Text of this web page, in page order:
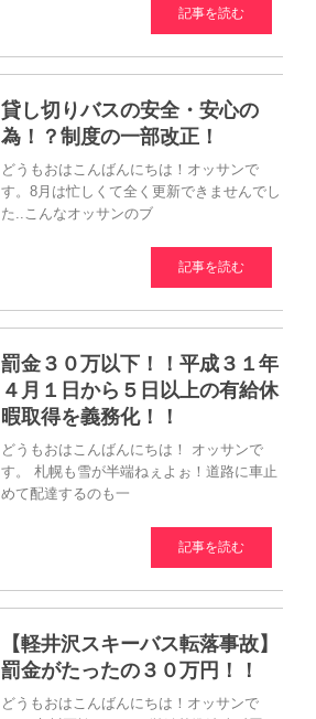
記事を読む
貸し切りバスの安全・安心の
為！？制度の一部改正！
どうもおはこんばんにちは！オッサンで
す。8月は忙しくて全く更新できませんでし
た..こんなオッサンのブ
記事を読む
罰金３０万以下！！平成３１年
４月１日から５日以上の有給休
暇取得を義務化！！
どうもおはこんばんにちは！ オッサンで
す。 札幌も雪が半端ねぇよぉ！道路に車止
めて配達するのも一
記事を読む
【軽井沢スキーバス転落事故】
罰金がたったの３０万円！！
どうもおはこんばんにちは！オッサンで